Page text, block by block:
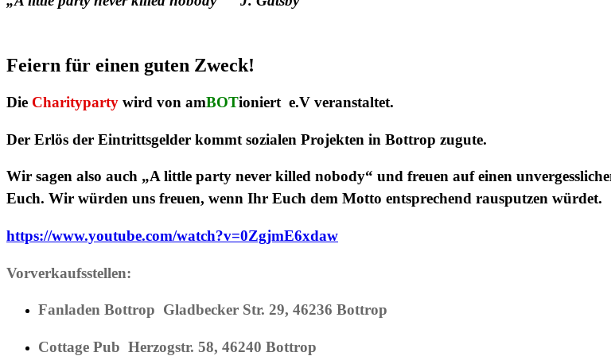
Feiern für einen guten Zweck!
Die Charityparty wird von amBOTioniert e.V veranstaltet.
Der Erlös der Eintrittsgelder kommt sozialen Projekten in Bottrop zugute.
Wir sagen also auch „A little party never killed nobody“ und freuen auf einen
Euch. Wir würden uns freuen, wenn Ihr Euch dem Motto entsprechend rausputzen würdet.
https://www.youtube.com/watch?v=0ZgjmE6xdaw
Vorverkaufsstellen:
Fanladen Bottrop Gladbecker Str. 29, 46236 Bottrop
Cottage Pub Herzogstr. 58, 46240 Bottrop